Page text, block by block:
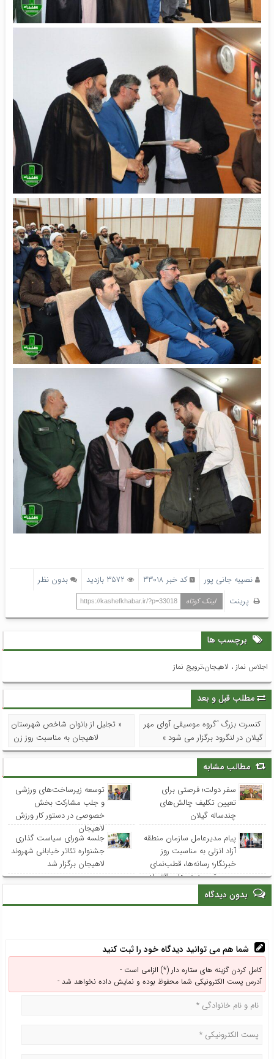
نصیبه جانی پور کد خبر 33018 3572 بازدید
بدون نظر
پرینت
لینک کوتاه https://kashefkhabar.ir/?p=33018
برچسب ها
اجلاس نماز ، لاهیجان،ترویج نماز
مطلب قبل و بعد
کنسرت بزرگ “گروه موسیقی آوای مهر
گیلان در لنگرود برگزار می شود »
« تجلیل از بانوان شاخص شهرستان
لاهیجان به مناسبت روز زن
مطالب مشابه
سفر دولت؛ فرصتی برای
تعیین تکلیف چالش‌های
چندساله گیلان
توسعه زیرساخت‌های ورزشی
و جلب مشارکت بخش
خصوصی در دستور کار ورزش
لاهیجان
پیام مدیرعامل سازمان منطقه
آزاد انزلی به مناسبت روز
خبرنگار؛ رسانه‌ها، قطب‌نمای
مسیر توسعه در هاب اقتصادی
شمال کشور
جلسه شورای سیاست گذاری
جشنواره تئاتر خیابانی شهروند
لاهیجان برگزار شد
بدون دیدگاه
شما هم می توانید دیدگاه خود را ثبت کنید
کامل کردن گزینه های ستاره دار (*) الزامی است -
آدرس پست الکترونیکی شما محفوظ بوده و نمایش داده نخواهد شد -